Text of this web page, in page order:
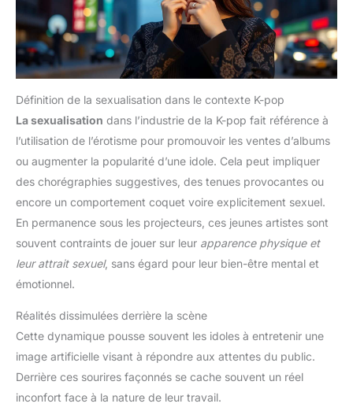
Définition de la sexualisation dans le contexte K-pop
La sexualisation dans l’industrie de la K-pop fait référence à
l’utilisation de l’érotisme pour promouvoir les ventes d’albums
ou augmenter la popularité d’une idole. Cela peut impliquer
des chorégraphies suggestives, des tenues provocantes ou
encore un comportement coquet voire explicitement sexuel.
En permanence sous les projecteurs, ces jeunes artistes sont
souvent contraints de jouer sur leur apparence physique et
leur attrait sexuel, sans égard pour leur bien-être mental et
émotionnel.
Réalités dissimulées derrière la scène
Cette dynamique pousse souvent les idoles à entretenir une
image artificielle visant à répondre aux attentes du public.
Derrière ces sourires façonnés se cache souvent un réel
inconfort face à la nature de leur travail.